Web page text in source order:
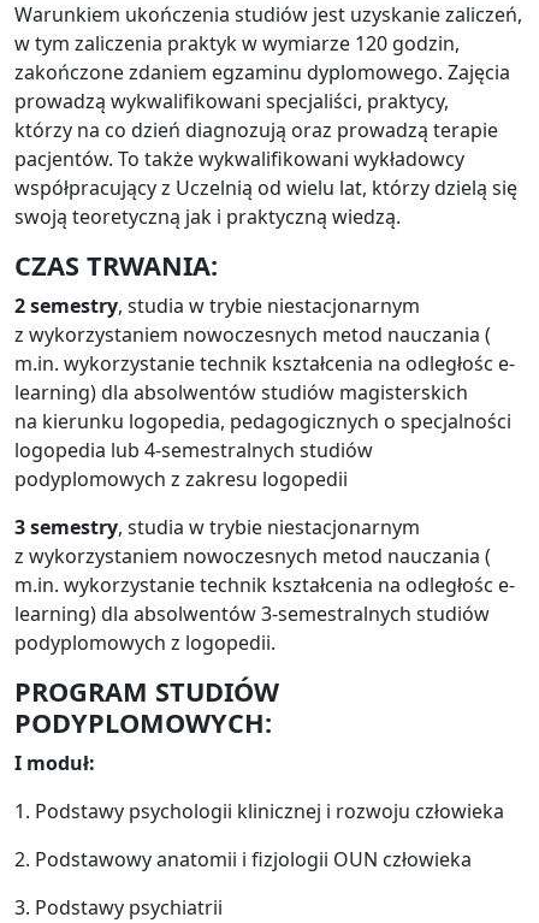
Warunkiem ukończenia studiów jest uzyskanie zaliczeń,
w tym zaliczenia praktyk w wymiarze 120 godzin,
zakończone zdaniem egzaminu dyplomowego. Zajęcia
prowadzą wykwalifikowani specjaliści, praktycy,
którzy na co dzień diagnozują oraz prowadzą terapie
pacjentów. To także wykwalifikowani wykładowcy
współpracujący z Uczelnią od wielu lat, którzy dzielą się
swoją teoretyczną jak i praktyczną wiedzą.
CZAS TRWANIA:
2 semestry, studia w trybie niestacjonarnym
z wykorzystaniem nowoczesnych metod nauczania (
m.in. wykorzystanie technik kształcenia na odległośc e-
learning) dla absolwentów studiów magisterskich
na kierunku logopedia, pedagogicznych o specjalności
logopedia lub 4-semestralnych studiów
podyplomowych z zakresu logopedii
3 semestry, studia w trybie niestacjonarnym
z wykorzystaniem nowoczesnych metod nauczania (
m.in. wykorzystanie technik kształcenia na odległośc e-
learning) dla absolwentów 3-semestralnych studiów
podyplomowych z logopedii.
PROGRAM STUDIÓW
PODYPLOMOWYCH:
I moduł:
1. Podstawy psychologii klinicznej i rozwoju człowieka
2. Podstawowy anatomii i fizjologii OUN człowieka
3. Podstawy psychiatrii